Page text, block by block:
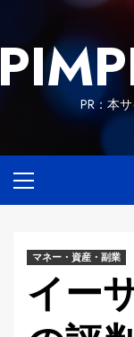
content
PR：本
Menu
マネー・資産・副業
イー